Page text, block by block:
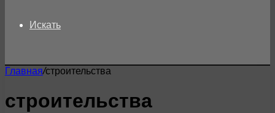
Искать
Главная/строительства
строительства